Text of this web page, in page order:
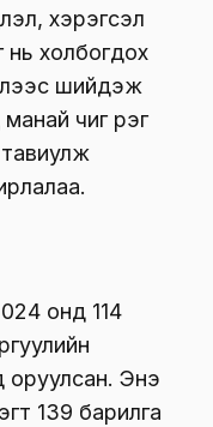
хэрэгсэл
нь холбогдох
шийдэж
чиг үүрэг
онд 114
оруулсан. Энэ
139 барилга